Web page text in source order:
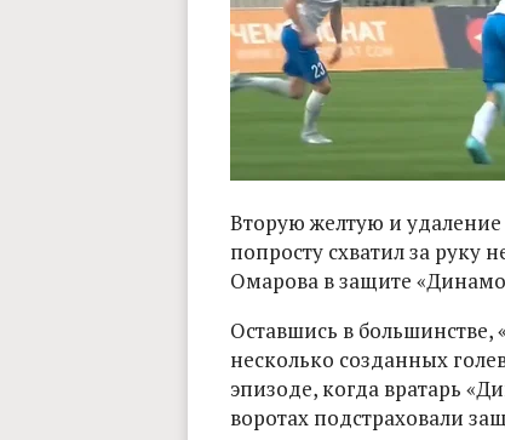
Вторую желтую и
попросту схватил за
Омарова в защите
Оставшись в большинстве,
несколько созданных
эпизоде, когда вратарь
воротах подстраховали